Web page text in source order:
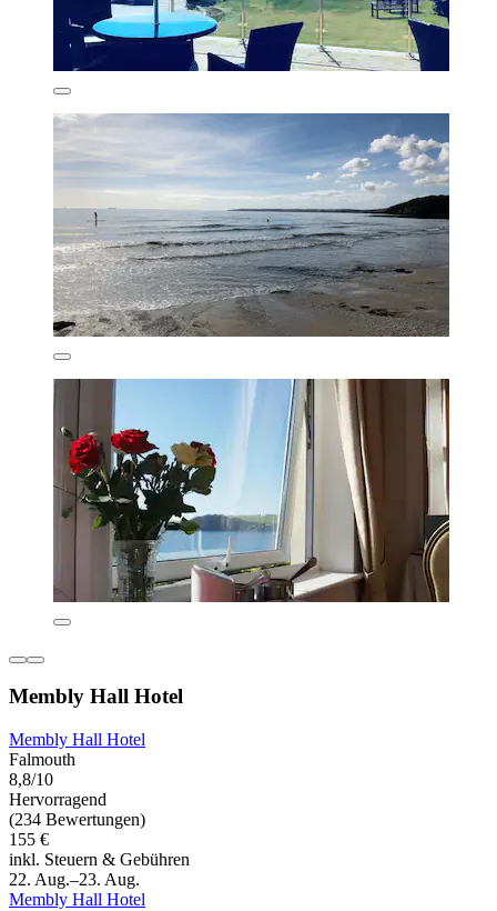
Membly Hall Hotel
Membly Hall Hotel
Falmouth
8,8/10
Hervorragend
(234 Bewertungen)
155 €
inkl. Steuern & Gebühren
22. Aug.–23. Aug.
Membly Hall Hotel